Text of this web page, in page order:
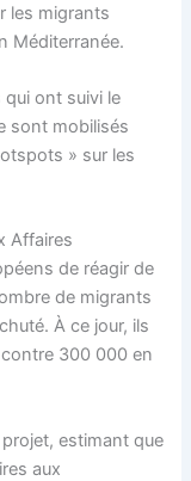
les migrants
Méditerranée.
qui ont suivi le
sont mobilisés
» sur les
Affaires
de réagir de
de migrants
À ce jour, ils
300 000 en
estimant que
aux